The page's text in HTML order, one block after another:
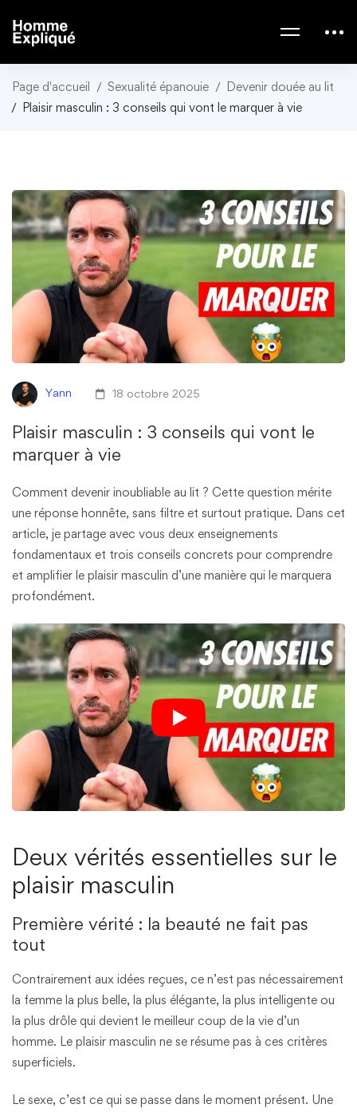
Page d'accueil Sexualité épanouie
Devenir douée au lit
Plaisir masculin : 3 conseils qui vont le marquer à vie
Yann 18 octobre 2025
Plaisir masculin : 3 conseils qui vont le
marquer à vie
Comment devenir inoubliable au lit ? Cette question mérite
une réponse honnête, sans filtre et surtout pratique. Dans cet
article, je partage avec vous deux enseignements
fondamentaux et trois conseils concrets pour comprendre
et amplifier le plaisir masculin d’une manière qui le marquera
profondément.
Deux vérités essentielles sur le
plaisir masculin
Première vérité : la beauté ne fait pas
tout
Contrairement aux idées reçues, ce n’est pas nécessairement
la femme la plus belle, la plus élégante, la plus intelligente ou
la plus drôle qui devient le meilleur coup de la vie d’un
homme. Le plaisir masculin ne se résume pas à ces critères
superficiels.
Le sexe, c’est ce qui se passe dans le moment présent. Une